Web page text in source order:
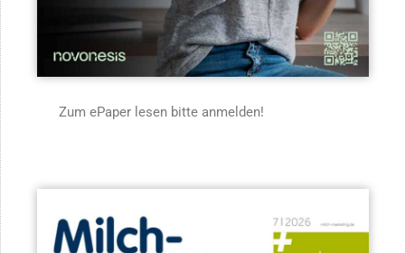
Zum ePaper lesen bitte anmelden!